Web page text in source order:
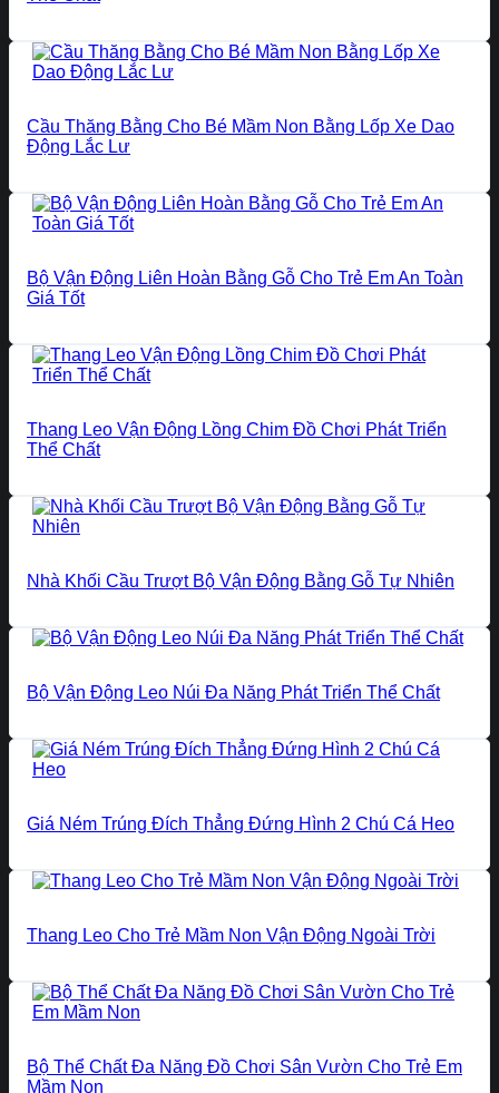
Cầu Thăng Bằng Cho Bé Mầm Non Bằng Lốp Xe Dao
Động Lắc Lư
Bộ Vận Động Liên Hoàn Bằng Gỗ Cho Trẻ Em An Toàn
Giá Tốt
Thang Leo Vận Động Lồng Chim Đồ Chơi Phát Triển
Thể Chất
Nhà Khối Cầu Trượt Bộ Vận Động Bằng Gỗ Tự Nhiên
Bộ Vận Động Leo Núi Đa Năng Phát Triển Thể Chất
Giá Ném Trúng Đích Thẳng Đứng Hình 2 Chú Cá Heo
Thang Leo Cho Trẻ Mầm Non Vận Động Ngoài Trời
Bộ Thể Chất Đa Năng Đồ Chơi Sân Vườn Cho Trẻ Em
Mầm Non